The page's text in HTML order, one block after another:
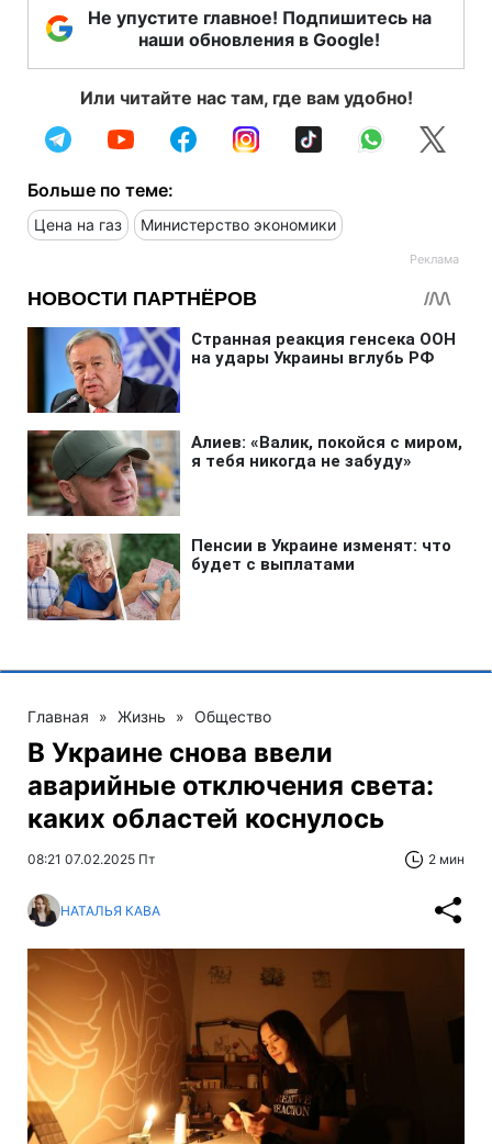
Не упустите главное! Подпишитесь на
наши обновления в Google!
Или читайте нас там, где вам удобно!
Больше по теме:
Цена на газ Министерство экономики
Главная » Жизнь » Общество
В Украине снова ввели
аварийные отключения света:
каких областей коснулось
08:21 07.02.2025 Пт 2 мин
НАТАЛЬЯ КАВА